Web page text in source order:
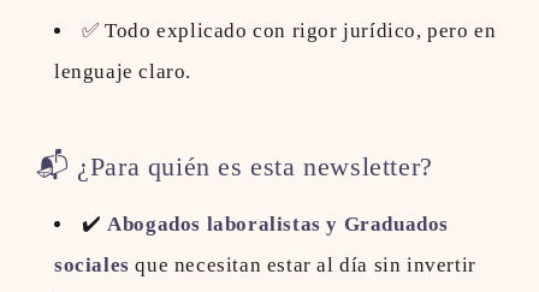
✅ Todo explicado con rigor jurídico, pero en
lenguaje claro.
📬 ¿Para quién es esta newsletter?
✔️ Abogados laboralistas y Graduados
sociales que necesitan estar al día sin invertir